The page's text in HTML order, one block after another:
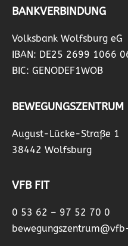
BANKVERBINDUNG
Volksbank Wolfsburg eG
IBAN: DE25 2699 1066
BIC: GENODEF1WOB
BEWEGUNGSZENTRUM
August-Lücke-Straße 1
38442 Wolfsburg
VFB FIT
0 53 62 – 97 52 70 0